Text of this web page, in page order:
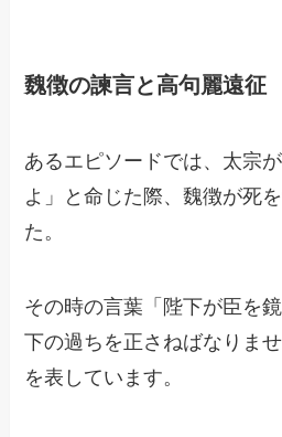
魏徴の諫言と高句麗遠征
あるエピソードでは、太宗
よ」と命じた際、魏徴が死
た。
その時の言葉「陛下が臣を
下の過ちを正さねばなりま
を表しています。